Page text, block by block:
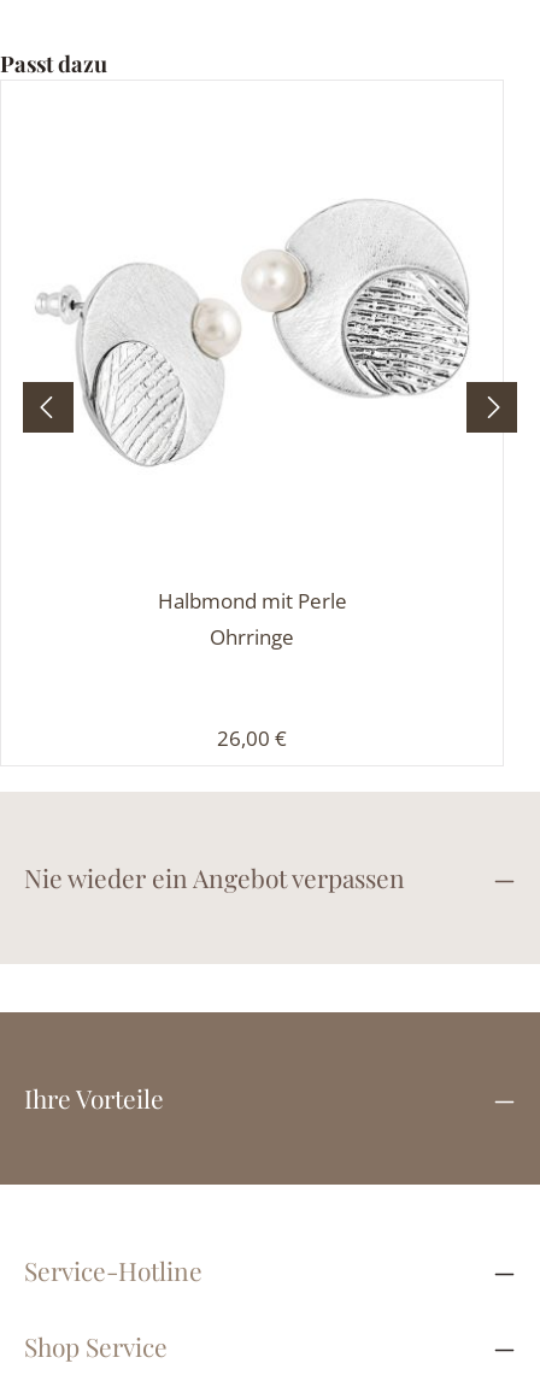
Produktgalerie überspringen
Passt dazu
Halbmond mit Perle
Ohrringe
Regulärer Preis:
26,00 €
Nie wieder ein Angebot verpassen
Ihre Vorteile
Service-Hotline
Shop Service